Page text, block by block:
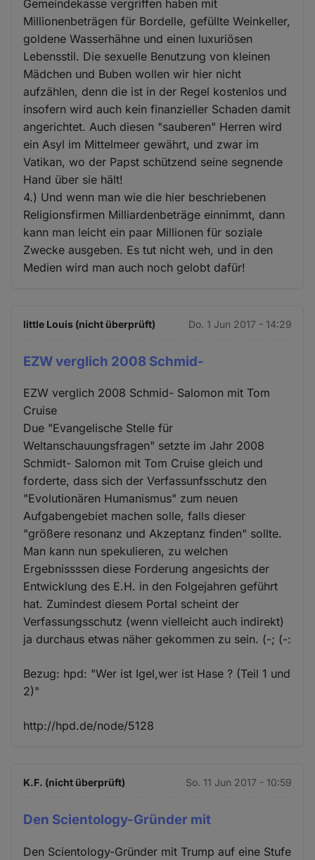
Gemeindekasse vergriffen haben mit
Millionenbeträgen für Bordelle, gefüllte Weinkeller,
goldene Wasserhähne und einen luxuriösen
Lebensstil. Die sexuelle Benutzung von kleinen
Mädchen und Buben wollen wir hier nicht
aufzählen, denn die ist in der Regel kostenlos und
insofern wird auch kein finanzieller Schaden damit
angerichtet. Auch diesen "sauberen" Herren wird
ein Asyl im Mittelmeer gewährt, und zwar im
Vatikan, wo der Papst schützend seine segnende
Hand über sie hält!
4.) Und wenn man wie die hier beschriebenen
Religionsfirmen Milliardenbeträge einnimmt, dann
kann man leicht ein paar Millionen für soziale
Zwecke ausgeben. Es tut nicht weh, und in den
Medien wird man auch noch gelobt dafür!
little Louis (nicht überprüft) Do. 1 Jun 2017 - 14:29
EZW verglich 2008 Schmid-
EZW verglich 2008 Schmid- Salomon mit Tom
Cruise
Due "Evangelische Stelle für
Weltanschauungsfragen" setzte im Jahr 2008
Schmidt- Salomon mit Tom Cruise gleich und
forderte, dass sich der Verfassunfsschutz den
"Evolutionären Humanismus" zum neuen
Aufgabengebiet machen solle, falls dieser
"größere resonanz und Akzeptanz finden" sollte.
Man kann nun spekulieren, zu welchen
Ergebnissssen diese Forderung angesichts der
Entwicklung des E.H. in den Folgejahren geführt
hat. Zumindest diesem Portal scheint der
Verfassungsschutz (wenn vielleicht auch indirekt)
ja durchaus etwas näher gekommen zu sein. (-; (-:
Bezug: hpd: "Wer ist Igel,wer ist Hase ? (Teil 1 und
2)"
http://hpd.de/node/5128
K.F. (nicht überprüft) So. 11 Jun 2017 - 10:59
Den Scientology-Gründer mit
Den Scientology-Gründer mit Trump auf eine Stufe